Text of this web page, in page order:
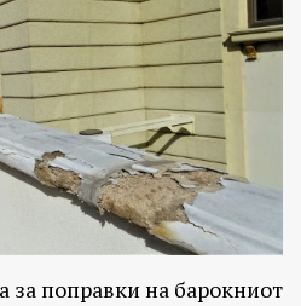
поправки на барокниот